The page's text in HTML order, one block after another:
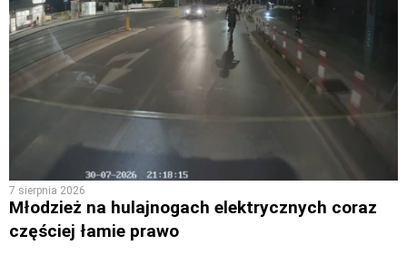
7 sierpnia 2026
Młodzież na hulajnogach elektrycznych coraz
częściej łamie prawo